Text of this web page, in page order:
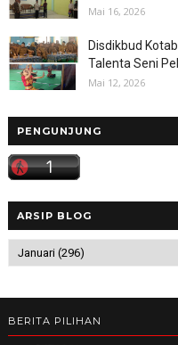
Mai 16, 2026
Disdikbud
Talenta Seni
Mai 12, 2026
PENGUNJUNG
ARSIP BLOG
BERITA PILIHAN